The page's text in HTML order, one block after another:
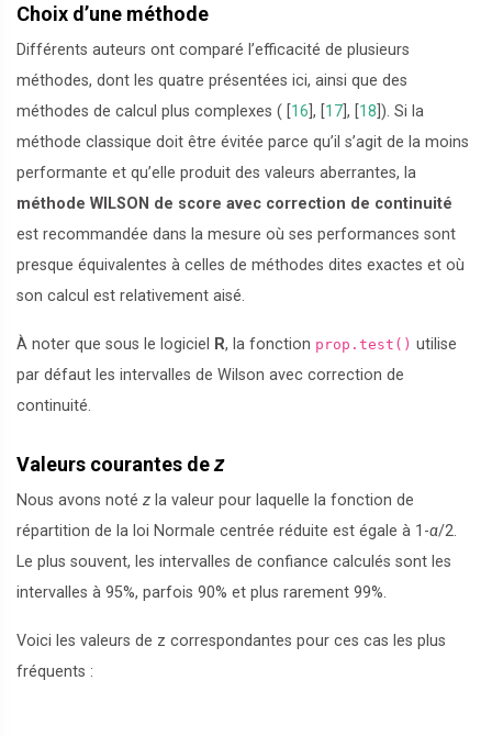
Choix d’une méthode
Différents auteurs ont comparé l’efficacité de plusieurs
méthodes, dont les quatre présentées ici, ainsi que des
méthodes de calcul plus complexes ( 16 , 17 , 18 ). Si la
méthode classique doit être évitée parce qu’il s’agit de la moins
performante et qu’elle produit des valeurs aberrantes, la
méthode WILSON de score avec correction de continuité
est recommandée dans la mesure où ses performances sont
presque équivalentes à celles de méthodes dites exactes et où
son calcul est relativement aisé.
À noter que sous le logiciel R, la fonction prop.test() utilise
par défaut les intervalles de Wilson avec correction de
continuité.
Valeurs courantes dez
Nous avons noté z la valeur pour laquelle la fonction de
répartition de la loi Normale centrée réduite est égale à 1-α/2.
Le plus souvent, les intervalles de confiance calculés sont les
intervalles à 95%, parfois 90% et plus rarement 99%.
Voici les valeurs de z correspondantes pour ces cas les plus
fréquents :